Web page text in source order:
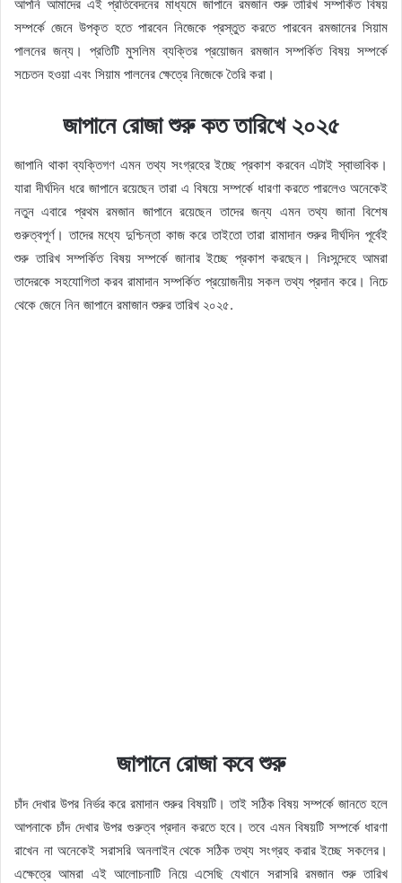
আপনি আমাদের এই প্রতিবেদনের মাধ্যমে জাপানে রমজান শুরু তারিখ সম্পর্কিত বিষয়
সম্পর্কে জেনে উপকৃত হতে পারবেন নিজেকে প্রস্তুত করতে পারবেন রমজানের সিয়াম
পালনের জন্য। প্রতিটি মুসলিম ব্যক্তির প্রয়োজন রমজান সম্পর্কিত বিষয় সম্পর্কে
সচেতন হওয়া এবং সিয়াম পালনের ক্ষেত্রে নিজেকে তৈরি করা।
জাপানে রোজা শুরু কত তারিখে ২০২৫
জাপানি থাকা ব্যক্তিগণ এমন তথ্য সংগ্রহের ইচ্ছে প্রকাশ করবেন এটাই স্বাভাবিক।
যারা দীর্ঘদিন ধরে জাপানে রয়েছেন তারা এ বিষয়ে সম্পর্কে ধারণা করতে পারলেও অনেকেই
নতুন এবারে প্রথম রমজান জাপানে রয়েছেন তাদের জন্য এমন তথ্য জানা বিশেষ
গুরুত্বপূর্ণ। তাদের মধ্যে দুশ্চিন্তা কাজ করে তাইতো তারা রামাদান শুরুর দীর্ঘদিন পূর্বেই
শুরু তারিখ সম্পর্কিত বিষয় সম্পর্কে জানার ইচ্ছে প্রকাশ করছেন। নিঃসন্দেহে আমরা
তাদেরকে সহযোগিতা করব রামাদান সম্পর্কিত প্রয়োজনীয় সকল তথ্য প্রদান করে। নিচে
থেকে জেনে নিন জাপানে রমাজান শুরুর তারিখ ২০২৫.
জাপানে রোজা কবে শুরু
চাঁদ দেখার উপর নির্ভর করে রমাদান শুরুর বিষয়টি। তাই সঠিক বিষয় সম্পর্কে জানতে হলে
আপনাকে চাঁদ দেখার উপর গুরুত্ব প্রদান করতে হবে। তবে এমন বিষয়টি সম্পর্কে ধারণা
রাখেন না অনেকেই সরাসরি অনলাইন থেকে সঠিক তথ্য সংগ্রহ করার ইচ্ছে সকলের।
এক্ষেত্রে আমরা এই আলোচনাটি নিয়ে এসেছি যেখানে সরাসরি রমজান শুরু তারিখ